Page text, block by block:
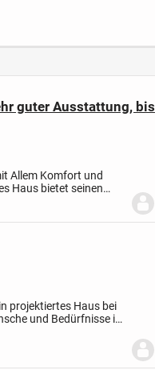
guter Ausstattung, bis
Allem Komfort und
Haus bietet seinen
projektiertes Haus bei
und Bedürfnisse in